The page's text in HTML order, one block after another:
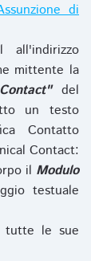
di
mittente la
del
un testo
Contatto
Contact:
il Modulo
testuale
tutte le sue